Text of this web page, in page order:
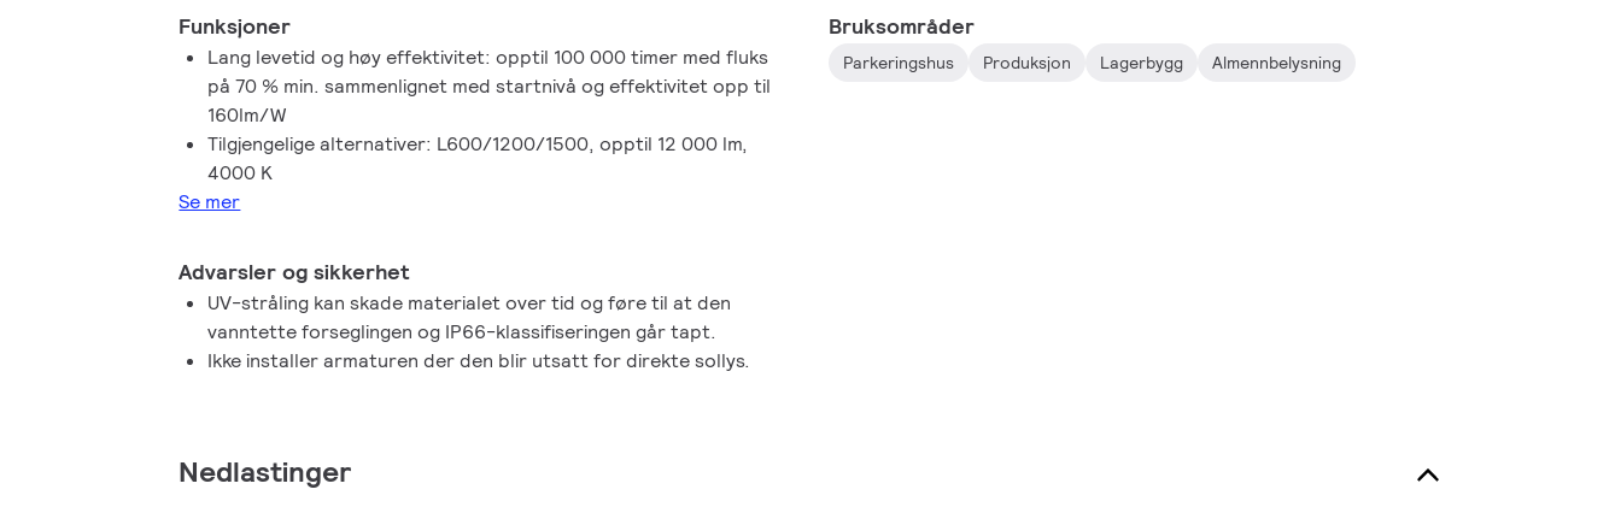
gir ukomplisert og virkningsfull belysning. Interact Ready-armaturer
med integrert trådløs kommunikasjon kan også fås i denne serien, og
de er klare til å brukes med Interact-gatewayer, -sensorer og -
programvare.
Funksjoner
Lang levetid og høy effektivitet: opptil 100 000 timer med fluks
på 70 % min. sammenlignet med startnivå og effektivitet opp til
160lm/W
Tilgjengelige alternativer: L600/1200/1500, opptil 12 000 lm,
4000 K
Se mer
Bruksområder
Parkeringshus Produksjon Lagerbygg Almennbelysning
Advarsler og sikkerhet
UV-stråling kan skade materialet over tid og føre til at den
vanntette forseglingen og IP66-klassifiseringen går tapt.
Ikke installer armaturen der den blir utsatt for direkte sollys.
Nedlastinger